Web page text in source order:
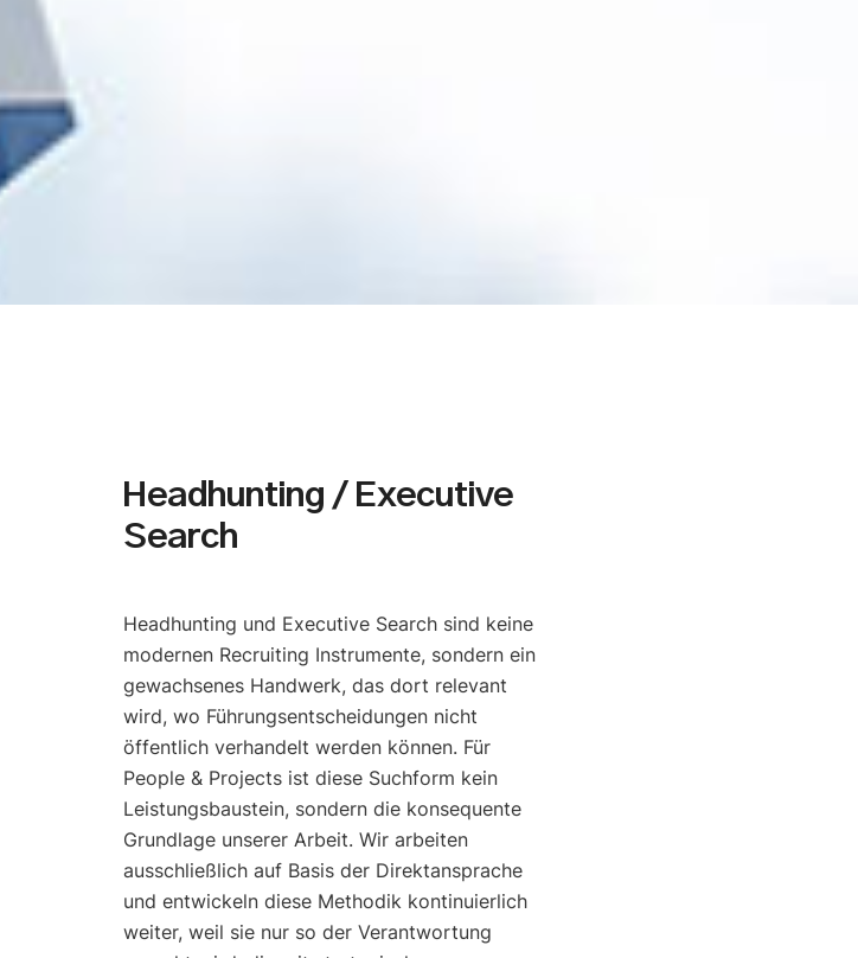
Headhunting / Executive
Search
Headhunting und Executive Search sind keine
modernen Recruiting Instrumente, sondern ein
gewachsenes Handwerk, das dort relevant
wird, wo Führungsentscheidungen nicht
öffentlich verhandelt werden können. Für
People & Projects ist diese Suchform kein
Leistungsbaustein, sondern die konsequente
Grundlage unserer Arbeit. Wir arbeiten
ausschließlich auf Basis der Direktansprache
und entwickeln diese Methodik kontinuierlich
weiter, weil sie nur so der Verantwortung